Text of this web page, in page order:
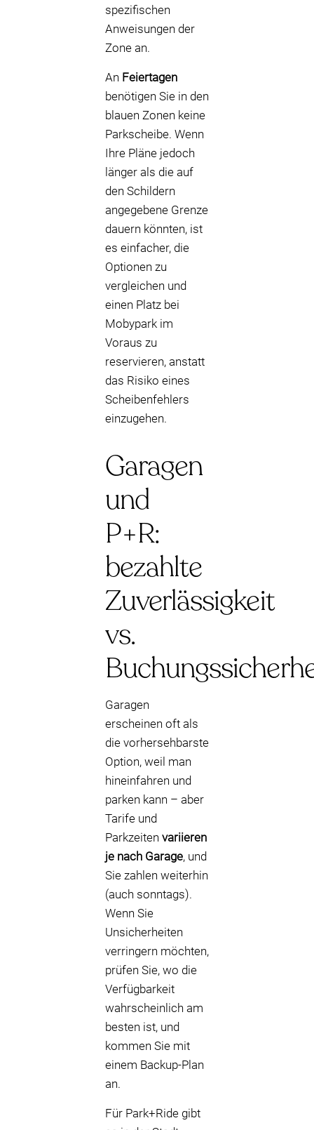
spezifischen
Anweisungen der
Zone an.
An Feiertagen
benötigen Sie in den
blauen Zonen keine
Parkscheibe. Wenn
Ihre Pläne jedoch
länger als die auf
den Schildern
angegebene Grenze
dauern könnten, ist
es einfacher, die
Optionen zu
vergleichen und
einen Platz bei
Mobypark im
Voraus zu
reservieren, anstatt
das Risiko eines
Scheibenfehlers
einzugehen.
Garagen
und
P+R:
bezahlte
Zuverlässigkeit
vs.
Garagen
erscheinen oft als
die vorhersehbarste
Option, weil man
hineinfahren und
parken kann – aber
Tarife und
Parkzeiten variieren
je nach Garage, und
Sie zahlen weiterhin
(auch sonntags).
Wenn Sie
Unsicherheiten
verringern möchten,
prüfen Sie, wo die
Verfügbarkeit
wahrscheinlich am
besten ist, und
kommen Sie mit
einem Backup-Plan
an.
Für Park+Ride gibt